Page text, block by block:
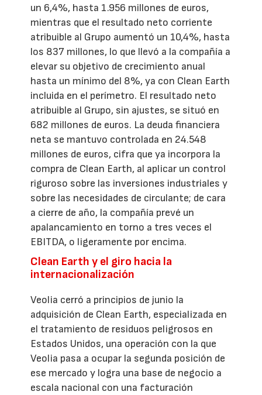
un 6,4%, hasta 1.956 millones de euros,
mientras que el resultado neto corriente
atribuible al Grupo aumentó un 10,4%, hasta
los 837 millones, lo que llevó a la compañía a
elevar su objetivo de crecimiento anual
hasta un mínimo del 8%, ya con Clean Earth
incluida en el perímetro. El resultado neto
atribuible al Grupo, sin ajustes, se situó en
682 millones de euros. La deuda financiera
neta se mantuvo controlada en 24.548
millones de euros, cifra que ya incorpora la
compra de Clean Earth, al aplicar un control
riguroso sobre las inversiones industriales y
sobre las necesidades de circulante; de cara
a cierre de año, la compañía prevé un
apalancamiento en torno a tres veces el
EBITDA, o ligeramente por encima.
Clean Earth y el giro hacia la
internacionalización
Veolia cerró a principios de junio la
adquisición de Clean Earth, especializada en
el tratamiento de residuos peligrosos en
Estados Unidos, una operación con la que
Veolia pasa a ocupar la segunda posición de
ese mercado y logra una base de negocio a
escala nacional con una facturación